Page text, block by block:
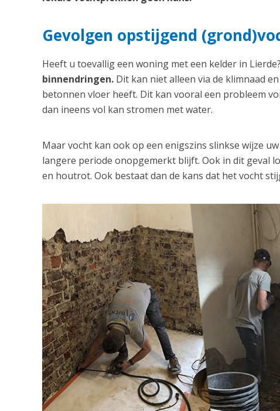
Gevolgen opstijgend
Heeft u toevallig een woning met een kelder in Lierde?
binnendringen. Dit kan niet alleen via de klimnaad
betonnen vloer heeft. Dit kan vooral een probleem
dan ineens vol kan stromen met water.
Maar vocht kan ook op een enigszins slinkse wijze
langere periode onopgemerkt blijft. Ook in dit geval
en houtrot. Ook bestaat dan de kans dat het vocht